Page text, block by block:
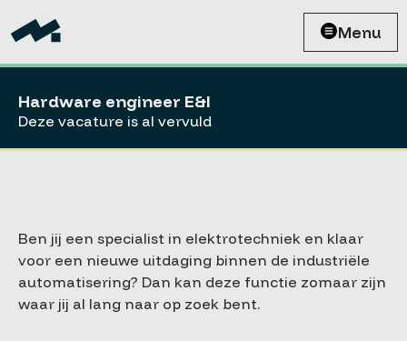
Menu
Hardware engineer E&I
Deze vacature is al vervuld
Ben jij een specialist in elektrotechniek en klaar
voor een nieuwe uitdaging binnen de industriële
automatisering? Dan kan deze functie zomaar zijn
waar jij al lang naar op zoek bent.